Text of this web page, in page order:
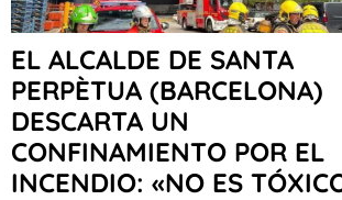
EL ALCALDE DE SANTA
PERPÈTUA (BARCELONA)
DESCARTA UN
CONFINAMIENTO POR EL
INCENDIO: «NO ES